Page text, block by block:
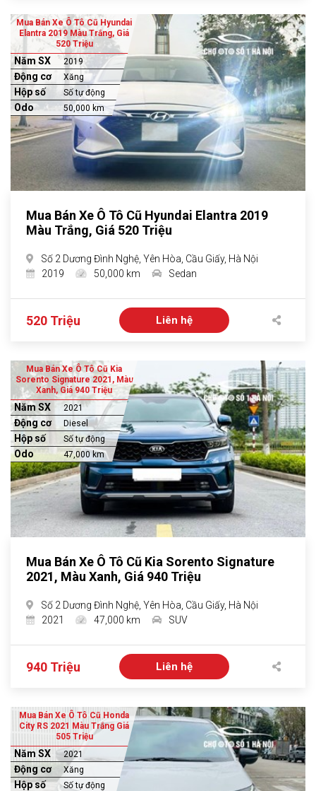
Mua Bán Xe Ô Tô Cũ Hyundai
Elantra 2019 Màu Trắng, Giá
520 Triệu
Năm SX 2019
Động cơ Xăng
Hộp số Số tự động
Odo 50,000 km
Mua Bán Xe Ô Tô Cũ Hyundai Elantra 2019
Màu Trắng, Giá 520 Triệu
Số 2 Dương Đình Nghệ, Yên Hòa, Cầu Giấy, Hà Nội
2019
50,000 km Sedan
520 Triệu Liên hệ
Mua Bán Xe Ô Tô Cũ Kia
Sorento Signature 2021, Màu
Xanh, Giá 940 Triệu
Năm SX 2021
Động cơ Diesel
Hộp số Số tự động
Odo 47,000 km
Mua Bán Xe Ô Tô Cũ Kia Sorento Signature
2021, Màu Xanh, Giá 940 Triệu
Số 2 Dương Đình Nghệ, Yên Hòa, Cầu Giấy, Hà Nội
2021
47,000 km SUV
940 Triệu Liên hệ
Mua Bán Xe Ô Tô Cũ Honda
City RS 2021 Màu Trắng Giá
505 Triệu
Năm SX 2021
Động cơ Xăng
Hộp số Số tự động